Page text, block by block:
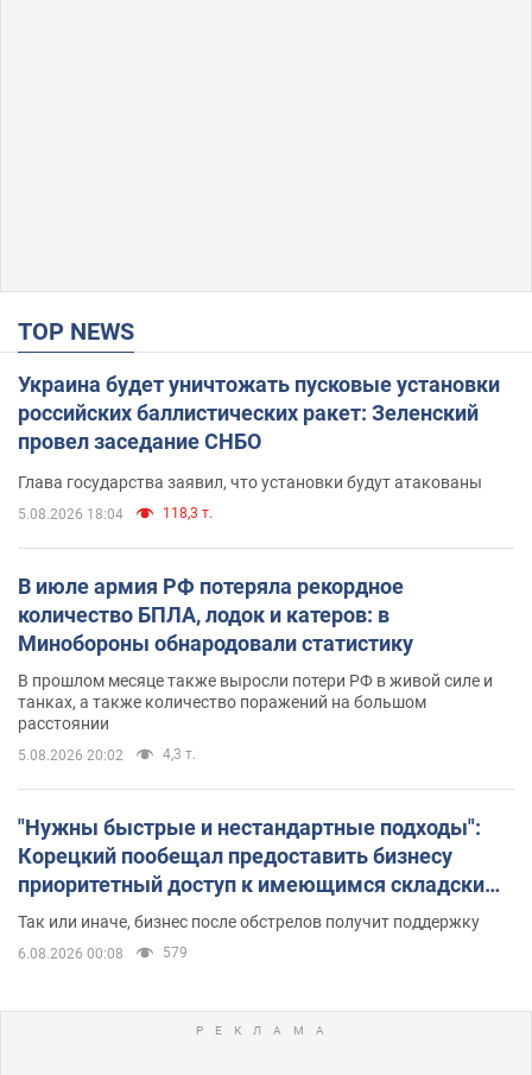
TOP NEWS
Украина будет уничтожать пусковые установки
российских баллистических ракет: Зеленский
провел заседание СНБО
Глава государства заявил, что установки будут атакованы
5.08.2026 18:04 118,3 т.
В июле армия РФ потеряла рекордное
количество БПЛА, лодок и катеров: в
Минобороны обнародовали статистику
В прошлом месяце также выросли потери РФ в живой силе и
танках, а также количество поражений на большом
расстоянии
5.08.2026 20:02 4,3 т.
"Нужны быстрые и нестандартные подходы":
Корецкий пообещал предоставить бизнесу
приоритетный доступ к имеющимся складским
помещениям
Так или иначе, бизнес после обстрелов получит поддержку
6.08.2026 00:08 579